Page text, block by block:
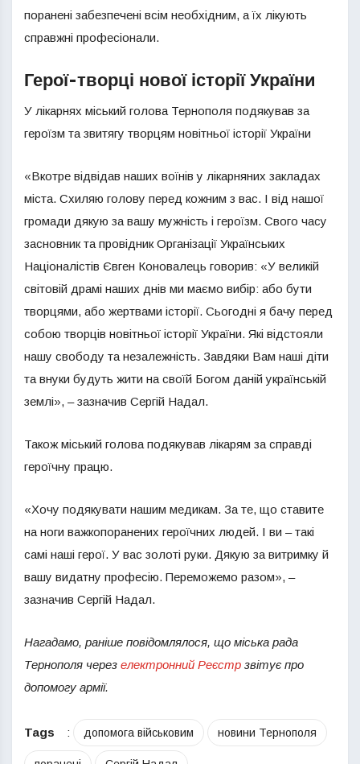
поранені забезпечені всім необхідним, а їх лікують
справжні професіонали.
Герої-творці нової історії України
У лікарнях міський голова Тернополя подякував за
героїзм та звитягу творцям новітньої історії України
«Вкотре відвідав наших воїнів у лікарняних закладах
міста. Схиляю голову перед кожним з вас. І від нашої
громади дякую за вашу мужність і героїзм. Свого часу
засновник та провідник Організації Українських
Націоналістів Євген Коновалець говорив: «У великій
світовій драмі наших днів ми маємо вибір: або бути
творцями, або жертвами історії. Сьогодні я бачу перед
собою творців новітньої історії України. Які відстояли
нашу свободу та незалежність. Завдяки Вам наші діти
та внуки будуть жити на своїй Богом даній українській
землі», – зазначив Сергій Надал.
Також міський голова подякував лікарям за справді
героїчну працю.
«Хочу подякувати нашим медикам. За те, що ставите
на ноги важкопоранених героїчних людей. І ви – такі
самі наші герої. У вас золоті руки. Дякую за витримку й
вашу видатну професію. Переможемо разом», –
зазначив Сергій Надал.
Нагадамо, раніше повідомлялося, що міська рада
Тернополя через електронний Реєстр звітує про
допомогу армії.
Tags : допомога військовим новини Тернополя